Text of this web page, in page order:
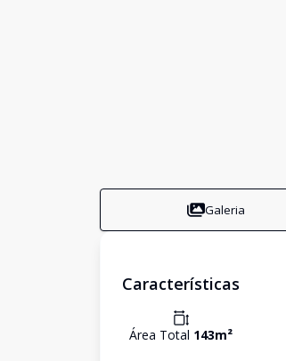
Galeria
Características
Área Total 143m²